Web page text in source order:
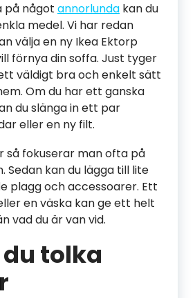
på något annorlunda kan du
medel. Vi har redan
välja en ny Ikea Ektorp
förnya din soffa. Just tyger
väldigt bra och enkelt sätt
Om du har ett ganska
du slänga in ett par
eller en ny filt.
så fokuserar man ofta på
Sedan kan du lägga till lite
plagg och accessoarer. Ett
en väska kan ge ett helt
vad du är van vid.
du tolka